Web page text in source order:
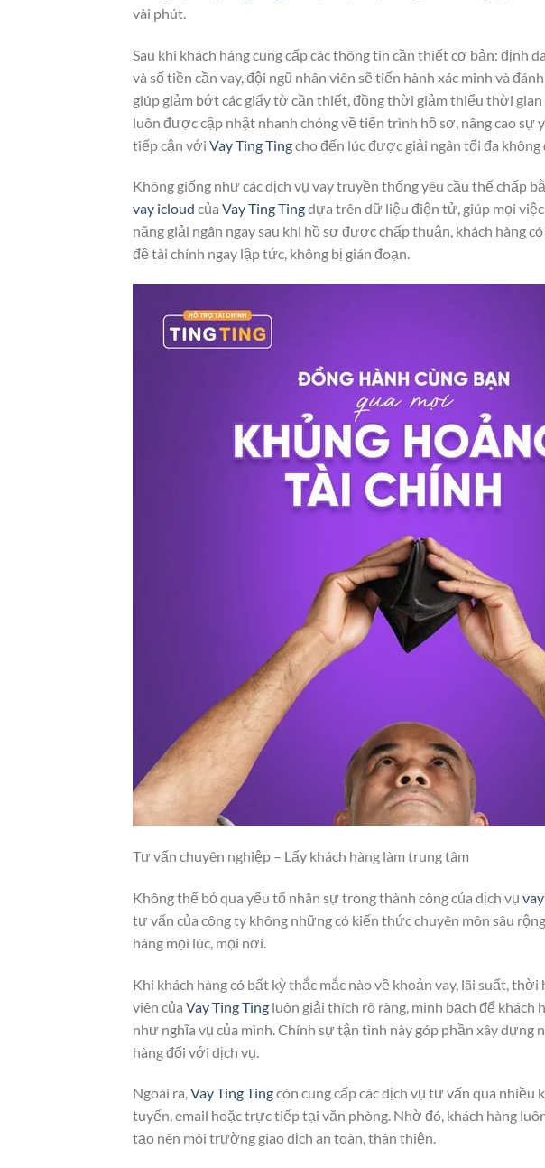
vài phút.
Sau khi khách hàng cung cấp các thông tin cần thiết cơ bản: định
và số tiền cần vay, đội ngũ nhân viên sẽ tiến hành xác minh và
giúp giảm bớt các giấy tờ cần thiết, đồng thời giảm thiểu thời gian
luôn được cập nhật nhanh chóng về tiến trình hồ sơ, nâng cao sự
tiếp cận với Vay Ting Tingcho đến lúc được giải ngân tối đa không
Không giống như các dịch vụ vay truyền thống yêu cầu thế chấp
vay icloud của Vay Ting Tingdựa trên dữ liệu điện tử, giúp mọi
năng giải ngân ngay sau khi hồ sơ được chấp thuận, khách hàng
đề tài chính ngay lập tức, không bị gián đoạn.
Tư vấn chuyên nghiệp – Lấy khách hàng làm trung tâm
Không thể bỏ qua yếu tố nhân sự trong thành công của dịch vụ
tư vấn của công ty không những có kiến thức chuyên môn sâu
hàng mọi lúc, mọi nơi.
Khi khách hàng có bất kỳ thắc mắc nào về khoản vay, lãi suất,
viên của Vay Ting Ting luôn giải thích rõ ràng, minh bạch để
như nghĩa vụ của mình. Chính sự tận tình này góp phần xây dựng
hàng đối với dịch vụ.
Ngoài ra,Vay Ting Tingcòn cung cấp các dịch vụ tư vấn qua
tuyến, email hoặc trực tiếp tại văn phòng. Nhờ đó, khách hàng
tạo nên môi trường giao dịch an toàn, thân thiện.